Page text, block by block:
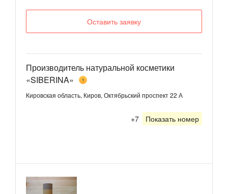
Оставить заявку
Производитель натуральной косметики
«SIBERINA»
1
Кировская область, Киров, Октябрьский проспект 22 А
+7 Показать номер